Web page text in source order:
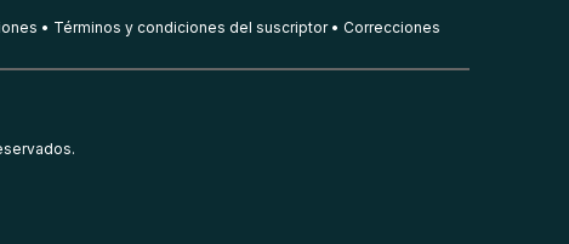
Términos y condiciones del suscriptor Correcciones